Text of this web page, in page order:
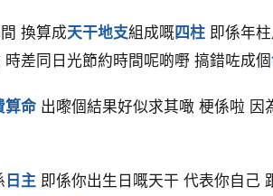
換算成天干地支組成嘅四柱 即係年
差同日光節約時間呢啲嘢 搞錯咗成個
算命 出嚟個結果好似求其噉 梗係啦 因
日主 即係你出生日嘅天干 代表你自己